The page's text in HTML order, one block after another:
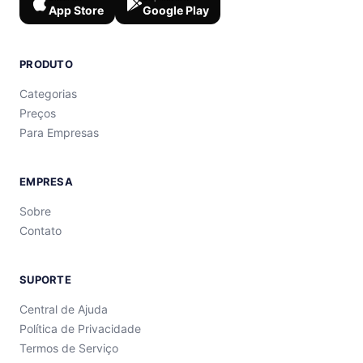
App Store Google Play
PRODUTO
Categorias
Preços
Para Empresas
EMPRESA
Sobre
Contato
SUPORTE
Central de Ajuda
Política de Privacidade
Termos de Serviço